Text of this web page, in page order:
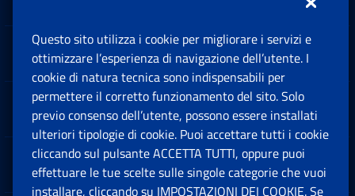
Sedi e Contatti
Software
Note Legali
Questo sito utilizza i cookie per migliorare i servizi e
ottimizzare l’esperienza di navigazione dell’utente. I
cookie di natura tecnica sono indispensabili per
permettere il corretto funzionamento del sito. Solo
previo consenso dell’utente, possono essere installati
ulteriori tipologie di cookie. Puoi accettare tutti i cookie
cliccando sul pulsante ACCETTA TUTTI, oppure puoi
effettuare le tue scelte sulle singole categorie che vuoi
installare, cliccando su IMPOSTAZIONI DEI COOKIE. Se